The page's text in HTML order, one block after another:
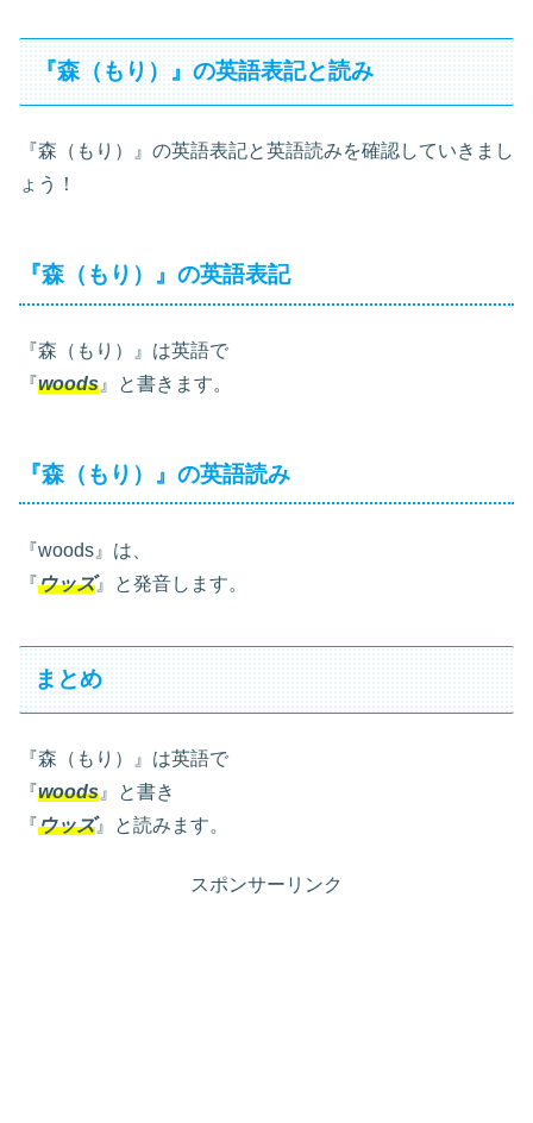
『森（もり）』の英語表記と読み
『森（もり）』の英語表記と英語読みを確認していきまし
ょう！
『森（もり）』の英語表記
『森（もり）』は英語で
『woods 』と書きます。
『森（もり）』の英語読み
『woods』は、
『ウッズ』と発音します。
まとめ
『森（もり）』は英語で
『woods 』と書き
『ウッズ』と読みます。
スポンサーリンク